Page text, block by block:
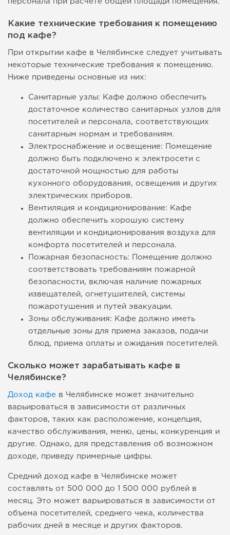
персонала при расчете общей площади помещения.
Какие технические требования к помещению
под кафе?
При открытии кафе в Челябинске следует учитывать
некоторые технические требования к помещению.
Ниже приведены основные из них:
Санитарные узлы: Кафе должно обеспечить
достаточное количество санитарных узлов для
посетителей и персонала, соответствующих
санитарным нормам и требованиям.
Электроснабжение и освещение: Помещение
должно быть подключено к электросети с
достаточной мощностью для работы
кухонного оборудования, освещения и других
электрических приборов.
Вентиляция и кондиционирование: Кафе
должно обеспечить хорошую систему
вентиляции и кондиционирования воздуха для
комфорта посетителей и персонала.
Пожарная безопасность: Помещение должно
соответствовать требованиям пожарной
безопасности, включая наличие пожарных
извещателей, огнетушителей, системы
пожаротушения и путей эвакуации.
Зоны обслуживания: Кафе должно иметь
отдельные зоны для приема заказов, подачи
блюд, приема оплаты и ожидания посетителей.
Сколько может зарабатывать кафе в
Челябинске?
Доход кафе в Челябинске может значительно
варьироваться в зависимости от различных
факторов, таких как расположение, концепция,
качество обслуживания, меню, цены, конкуренция и
другие. Однако, для представления об возможном
доходе, приведу примерные цифры.
Средний доход кафе в Челябинске может
составлять от 500 000 до 1 500 000 рублей в
месяц. Это может варьироваться в зависимости от
объема посетителей, среднего чека, количества
рабочих дней в месяце и других факторов.